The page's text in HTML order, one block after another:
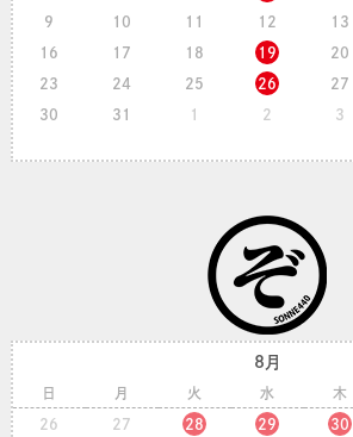
9 10 11 12 13
16 17 18 19 20
23 24 25 26 27
30 31 1 2 3
8月
日 月 火 水 木
26 27 28 29 30